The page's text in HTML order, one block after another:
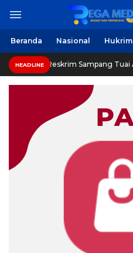
Beranda Nasional Hukrim
HEADLINE
Sampang Tuai Apresiasi